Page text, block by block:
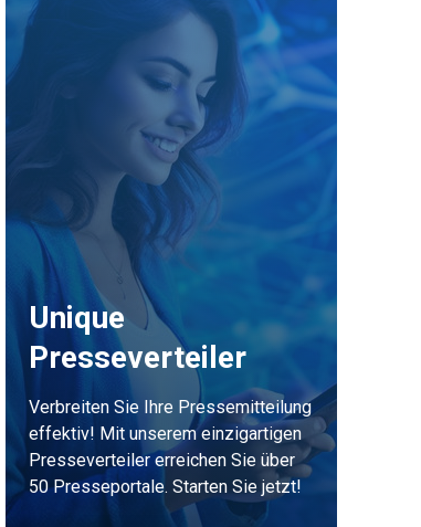
Unique
Presseverteiler
Verbreiten Sie Ihre Pressemitteilung
effektiv! Mit unserem einzigartigen
Presseverteiler erreichen Sie über
50 Presseportale. Starten Sie jetzt!